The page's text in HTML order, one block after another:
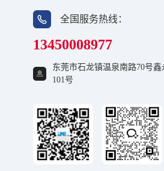
全国服务热线：
13450008977
东莞市石龙镇温泉南路70号
101号